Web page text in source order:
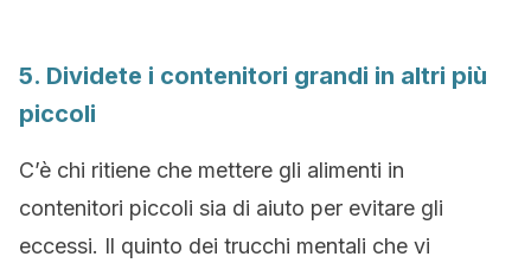
5. Dividete i contenitori grandi in altri più
piccoli
C’è chi ritiene che mettere gli alimenti in
contenitori piccoli sia di aiuto per evitare gli
eccessi. Il quinto dei trucchi mentali che vi